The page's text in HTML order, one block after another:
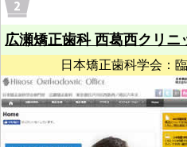
広瀬矯正歯科 西葛西クリニ
日本矯正歯科学会：